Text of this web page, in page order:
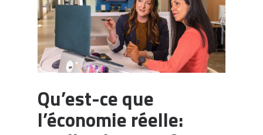
Qu’est-ce que
l’économie réelle: